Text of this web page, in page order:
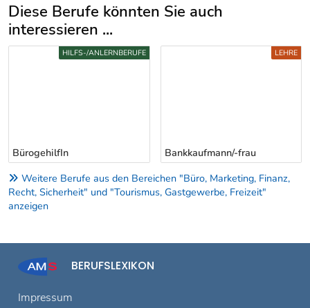
Diese Berufe könnten Sie auch
interessieren ...
Uber weitere Berufsvorschläge
BürogehilfIn
HILFS-/ANLERNBERUFE
Bankkaufmann/-frau
LEHRE
Weitere Berufe aus den Bereichen "Büro, Marketing, Finanz,
Recht, Sicherheit" und "Tourismus, Gastgewerbe, Freizeit"
anzeigen
BERUFSLEXIKON
Impressum